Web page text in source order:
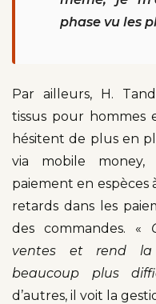
phase vu les
Par ailleurs, H.
tissus pour hommes
hésitent de plus en
via mobile money,
paiement en espèces
retards dans les
des commandes. «
ventes et rend la
beaucoup plus
d’autres, il voit la